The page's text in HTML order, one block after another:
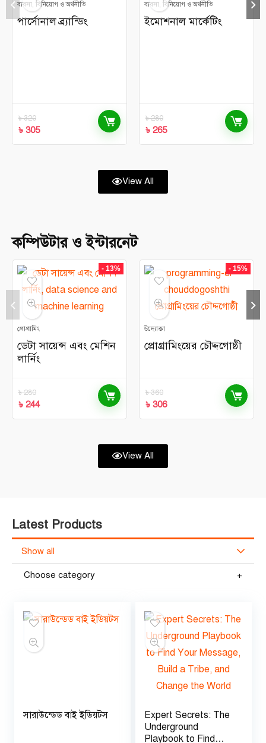
ব্যবসা, বিনিয়োগ ও অর্থনীতি
পার্সোনাল ব্র্যান্ডিং
৳320
৳ 305
ব্যবসা, বিনিয়োগ ও অর্থনীতি
ইমোশনাল মার্কেটিং
৳280
৳ 265
View All
কম্পিউটার ও ইন্টারনেট
- 13%
প্রোগ্রামিং
ডেটা সায়েন্স এবং মেশিন
লার্নিং
৳280
৳ 244
- 15%
উদ্যোক্তা
প্রোগ্রামিংয়ের চৌদ্দগোষ্ঠী
৳360
৳ 306
View All
Latest Products
Show all
Choose category
সারাউন্ডেড বাই ইডিয়টস
Expert Secrets: The
Underground
Playbook to Find